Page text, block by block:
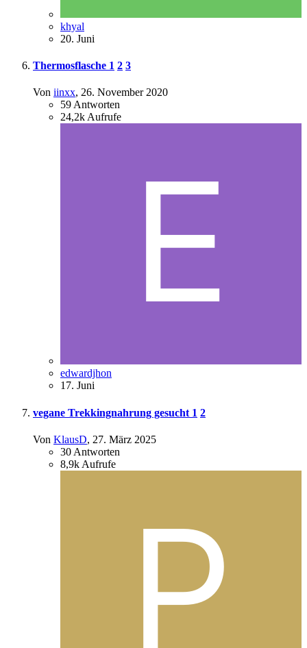
khyal
20. Juni
Thermosflasche 1 2 3
Von iinxx, 26. November 2020
59Antworten
24,2kAufrufe
edwardjhon
17. Juni
vegane Trekkingnahrung gesucht 1 2
Von KlausD, 27. März 2025
30 Antworten
8,9k Aufrufe